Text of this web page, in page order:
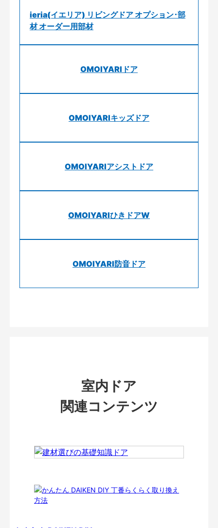
ieria(イエリア) リビングドア オプション･部
材 オーダー用部材
OMOIYARIドア
OMOIYARIキッズドア
OMOIYARIアシストドア
OMOIYARIひきドアW
OMOIYARI防音ドア
室内ドア
関連コンテンツ